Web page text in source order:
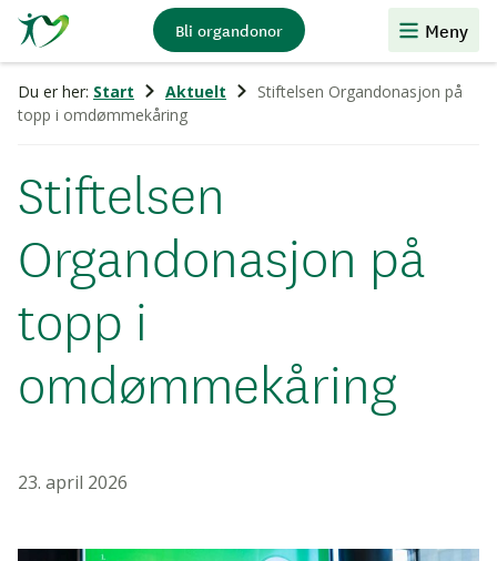
Stiftelsen
Organdonasjon
Bli organdonor Meny
Du er her: Start Aktuelt
Stiftelsen Organdonasjon på
topp i omdømmekåring
Stiftelsen
Organdonasjon på
topp i
omdømmekåring
23. april 2026